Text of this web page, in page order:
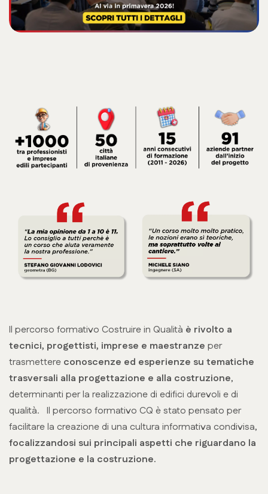
Il percorso formativo Costruire in Qualità è rivolto a
tecnici, progettisti, imprese e maestranze per
trasmettere conoscenze ed esperienze su tematiche
trasversali alla progettazione e alla costruzione,
determinanti per la realizzazione di edifici durevoli e di
qualità. Il percorso formativo CQ è stato pensato per
facilitare la creazione di una cultura informativa condivisa,
focalizzandosi sui principali aspetti che riguardano la
progettazione e la costruzione.